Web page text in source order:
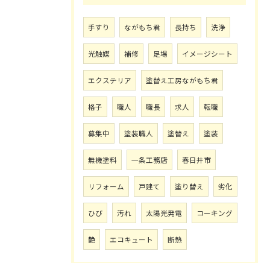
手すり ながもち君 長持ち 洗浄
光触媒 補修 足場 イメージシート
エクステリア 塗替え工房ながもち君
格子 職人 職長 求人 転職
募集中 塗装職人 塗替え 塗装
無機塗料 一条工務店 春日井市
リフォーム 戸建て 塗り替え 劣化
ひび 汚れ 太陽光発電 コーキング
艶 エコキュート 断熱